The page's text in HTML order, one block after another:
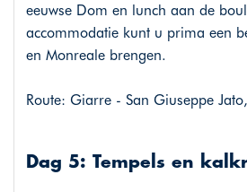
eeuwse Dom en lunch aan de
accommodatie kunt u prima een
en Monreale brengen.
Route: Giarre - San Giuseppe
Dag 5: Tempels en